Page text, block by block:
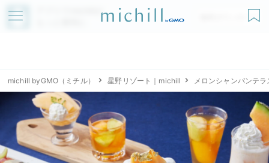
アプリでmichillが
無料ダウンロード
michill byGMO（ミチル） 星野リゾート｜michill メロンシャンパンテラ